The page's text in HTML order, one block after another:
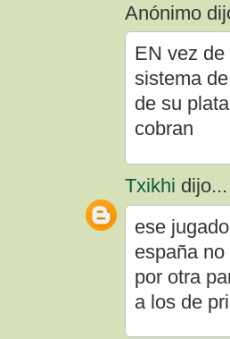
Anónimo
EN vez
sistema
de su
cobran
Txikhi dijo...
ese
españa
por otra
a los de